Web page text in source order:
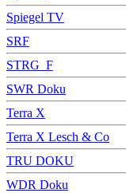
Spiegel TV
SRF
STRG_F
SWR Doku
Terra X
Terra X Lesch & Co
TRU DOKU
WDR Doku